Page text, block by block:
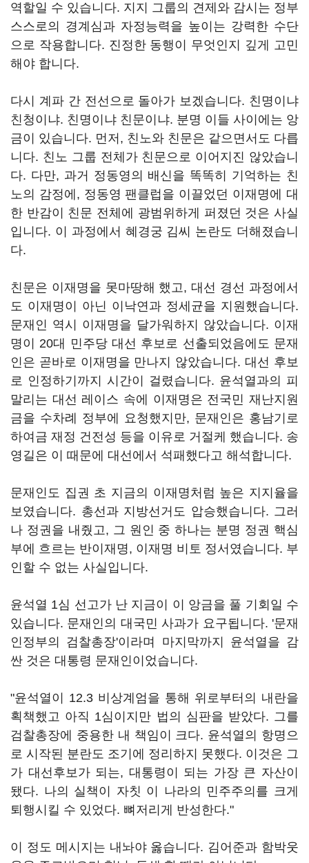
역할일 수 있습니다. 지지 그룹의 견제와 감시는 정부
스스로의 경계심과 자정능력을 높이는 강력한 수단
으로 작용합니다. 진정한 동행이 무엇인지 깊게 고민
해야 합니다.
다시 계파 간 전선으로 돌아가 보겠습니다. 친명이냐
친청이냐. 친명이냐 친문이냐. 분명 이들 사이에는 앙
금이 있습니다. 먼저, 친노와 친문은 같으면서도 다릅
니다. 친노 그룹 전체가 친문으로 이어지진 않았습니
다. 다만, 과거 정동영의 배신을 똑똑히 기억하는 친
노의 감정에, 정동영 팬클럽을 이끌었던 이재명에 대
한 반감이 친문 전체에 광범위하게 퍼졌던 것은 사실
입니다. 이 과정에서 혜경궁 김씨 논란도 더해졌습니
다.
친문은 이재명을 못마땅해 했고, 대선 경선 과정에서
도 이재명이 아닌 이낙연과 정세균을 지원했습니다.
문재인 역시 이재명을 달가워하지 않았습니다. 이재
명이 20대 민주당 대선 후보로 선출되었음에도 문재
인은 곧바로 이재명을 만나지 않았습니다. 대선 후보
로 인정하기까지 시간이 걸렸습니다. 윤석열과의 피
말리는 대선 레이스 속에 이재명은 전국민 재난지원
금을 수차례 정부에 요청했지만, 문재인은 홍남기로
하여금 재정 건전성 등을 이유로 거절케 했습니다. 송
영길은 이 때문에 대선에서 석패했다고 해석합니다.
문재인도 집권 초 지금의 이재명처럼 높은 지지율을
보였습니다. 총선과 지방선거도 압승했습니다. 그러
나 정권을 내줬고, 그 원인 중 하나는 분명 정권 핵심
부에 흐르는 반이재명, 이재명 비토 정서였습니다. 부
인할 수 없는 사실입니다.
윤석열 1심 선고가 난 지금이 이 앙금을 풀 기회일 수
있습니다. 문재인의 대국민 사과가 요구됩니다. '문재
인정부의 검찰총장'이라며 마지막까지 윤석열을 감
싼 것은 대통령 문재인이었습니다.
"윤석열이 12.3 비상계엄을 통해 위로부터의 내란을
획책했고 아직 1심이지만 법의 심판을 받았다. 그를
검찰총장에 중용한 내 책임이 크다. 윤석열의 항명으
로 시작된 분란도 조기에 정리하지 못했다. 이것은 그
가 대선후보가 되는, 대통령이 되는 가장 큰 자산이
됐다. 나의 실책이 자칫 이 나라의 민주주의를 크게
퇴행시킬 수 있었다. 뼈저리게 반성한다."
이 정도 메시지는 내놔야 옳습니다. 김어준과 함박웃